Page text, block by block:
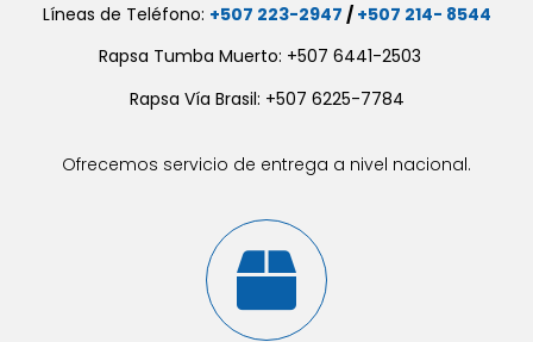
Líneas de Teléfono: +507 223-2947 / +507 214- 8544
Rapsa Tumba Muerto: +507 6441-2503
Rapsa Vía Brasil: +507 6225-7784
Ofrecemos servicio de entrega a nivel nacional.